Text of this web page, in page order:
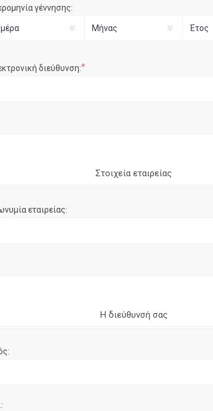
γέννησης:
διεύθυνση:*
Στοιχεία εταιρείας
εταιρείας:
Η διεύθυνσή σας